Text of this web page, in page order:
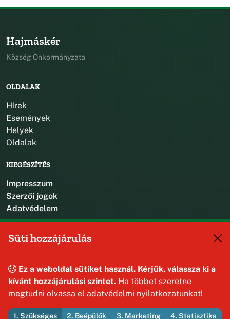
Hajmáskér
Község Önkormányzata
OLDALAK
Hírek
Események
Helyek
Oldalak
KIEGÉSZÍTÉS
Impresszum
Szerzői jogok
Adatvédelem
8192 Hajmáskér, Kossuth Lajos u. 31.
Süti hozzájárulás
Ez a weboldal sütiket használ. Kérjük, válassza ki a
kívánt hozzájárulási szintet. Ha többet szeretne
megtudni olvassa el adatvédelmi nyilatkozatunkat!
1. Szükséges 2. Beépülők 3. Marketing 4. Statisztika